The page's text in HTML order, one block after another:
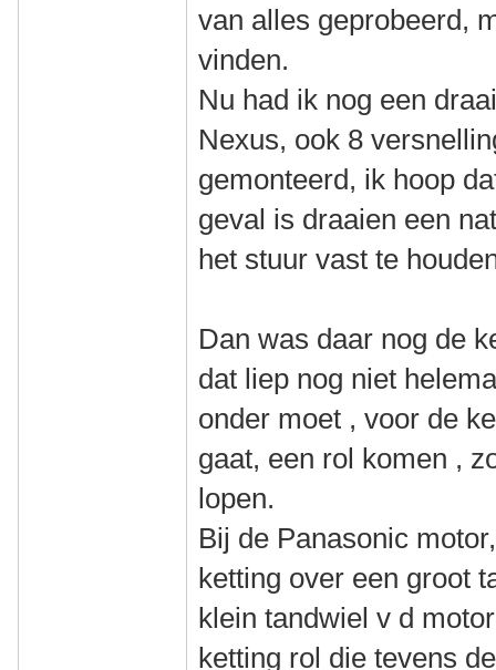
van alles geprobeerd,
vinden.
Nu had ik nog een
Nexus, ook 8
gemonteerd, ik hoop
geval is draaien een
het stuur vast te
Dan was daar nog de
dat liep nog niet
onder moet , voor de
gaat, een rol komen ,
lopen.
Bij de Panasonic
ketting over een groot
klein tandwiel v d
ketting rol die tevens